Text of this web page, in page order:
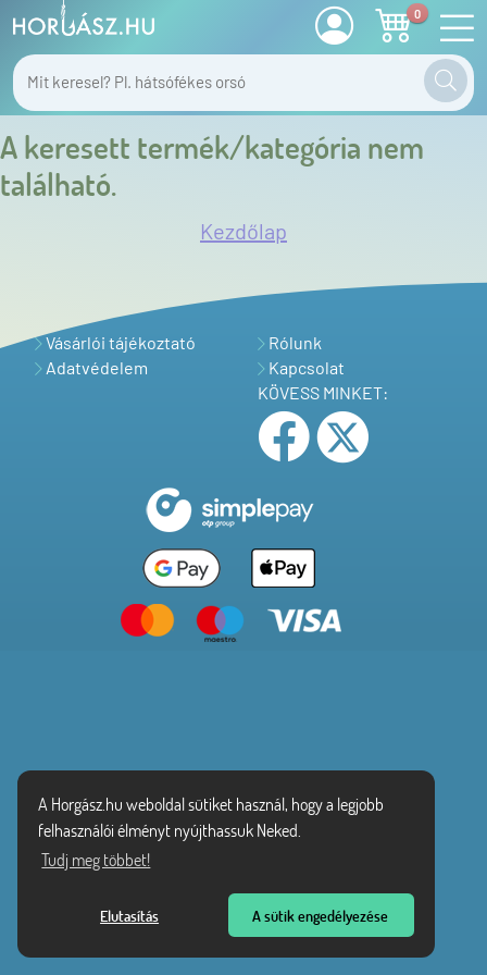
A Horgász.hu weboldal sütiket használ, hogy a legjobb
felhasználói élményt nyújthassuk Neked.
Tudj meg többet!
Elutasítás A sütik engedélyezése
0
A keresett termék/kategória nem
található.
Kezdőlap
Vásárlói tájékoztató
Adatvédelem
Rólunk
Kapcsolat
KÖVESS MINKET: